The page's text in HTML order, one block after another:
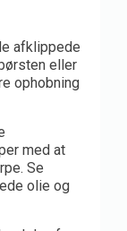
afklippede
eller
ophobning
med at
Se
olie og